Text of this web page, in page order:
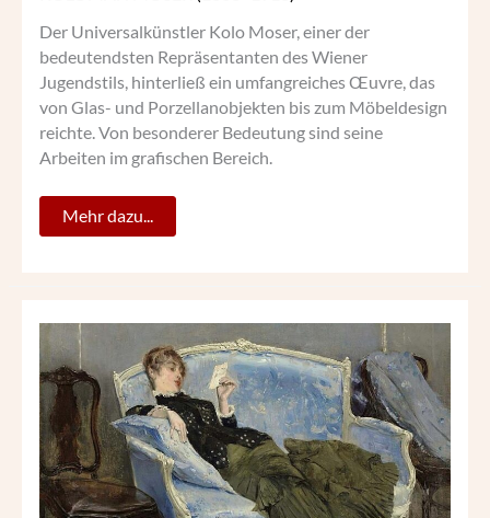
Der Universalkünstler Kolo Moser, einer der
bedeutendsten Repräsentanten des Wiener
Jugendstils, hinterließ ein umfangreiches Œu­v­re, das
von Glas- und Porzellanobjekten bis zum Möbeldesign
reichte. Von besonderer Bedeutung sind seine
Arbeiten im grafischen Bereich.
Mehr dazu...
BRIEFE
SCHREIBEN